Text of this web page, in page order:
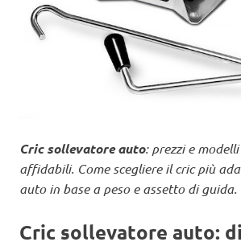
Cric sollevatore auto: prezzi e
affidabili. Come scegliere il cric più
auto in base a peso e assetto di guida.
Cric sollevatore auto: